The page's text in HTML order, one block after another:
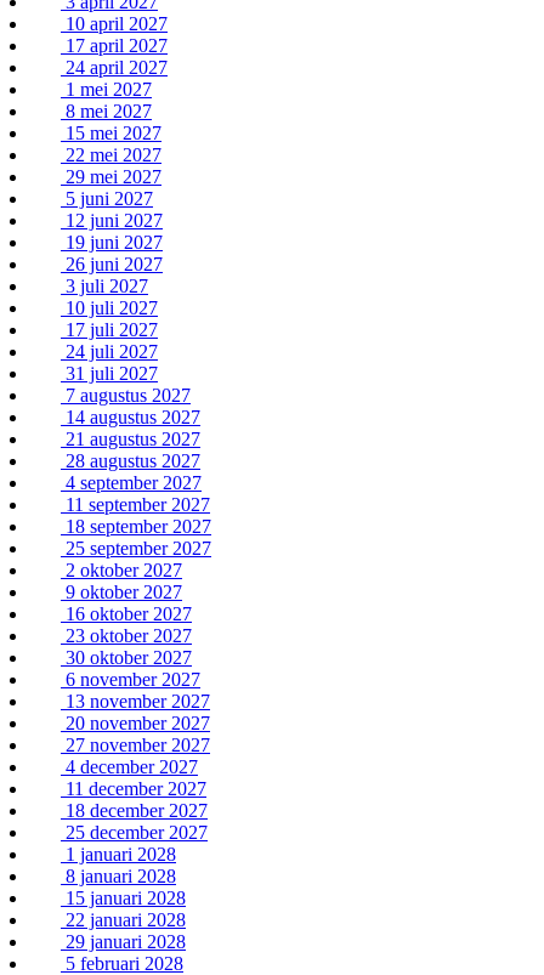
10 april 2027
17 april 2027
24 april 2027
1 mei 2027
8 mei 2027
15 mei 2027
22 mei 2027
29 mei 2027
5 juni 2027
12 juni 2027
19 juni 2027
26 juni 2027
3 juli 2027
10 juli 2027
17 juli 2027
24 juli 2027
31 juli 2027
7 augustus 2027
14 augustus 2027
21 augustus 2027
28 augustus 2027
4 september 2027
11 september 2027
18 september 2027
25 september 2027
2 oktober 2027
9 oktober 2027
16 oktober 2027
23 oktober 2027
30 oktober 2027
6 november 2027
13 november 2027
20 november 2027
27 november 2027
4 december 2027
11 december 2027
18 december 2027
25 december 2027
1 januari 2028
8 januari 2028
15 januari 2028
22 januari 2028
29 januari 2028
5 februari 2028